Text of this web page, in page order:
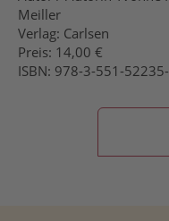
Meiller
Verlag: Carlsen
Preis: 14,00 €
ISBN: 978-3-551-52235-